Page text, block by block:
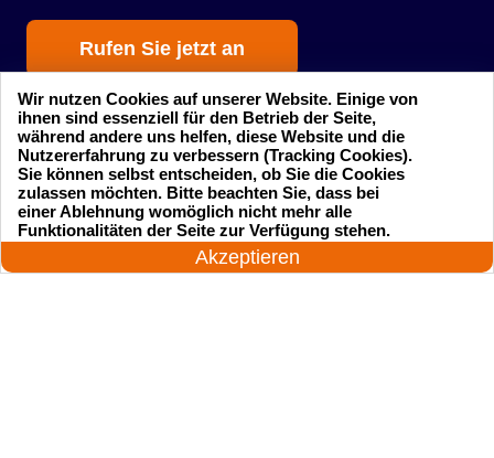
Rufen Sie jetzt an
Startseite Einsatzgebiete
Preise
24 Stunden am Tag
Akzeptieren
Wir nutzen Cookies auf unserer Website. Einige von
ihnen sind essenziell für den Betrieb der Seite,
während andere uns helfen, diese Website und die
Nutzererfahrung zu verbessern (Tracking Cookies).
Sie können selbst entscheiden, ob Sie die Cookies
zulassen möchten. Bitte beachten Sie, dass bei
einer Ablehnung womöglich nicht mehr alle
Funktionalitäten der Seite zur Verfügung stehen.